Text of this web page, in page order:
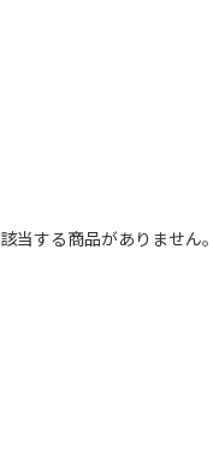
該当する商品がありません。